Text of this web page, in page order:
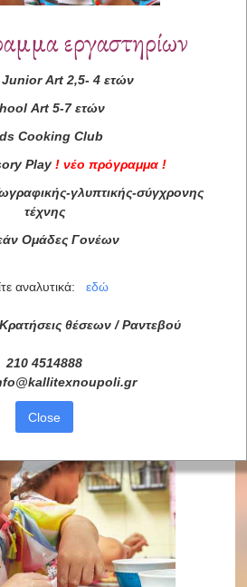
εργαστηρίων
Junior Art2,5- 4 ετών
Art 5-7 ετών
Cooking Club
Play ! νέο πρόγραμμα !
γλυπτικής-σύγχρονης
τέχνης
Ομάδες Γονέων
αναλυτικά: εδώ
θέσεων / Ραντεβού
210 4514888
@kallitexnoupoli.gr
Close